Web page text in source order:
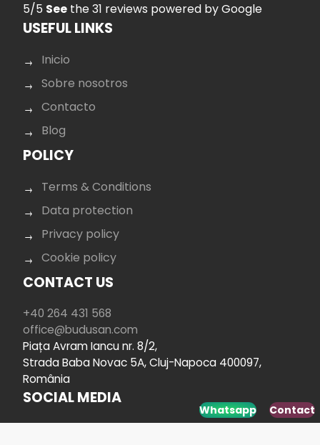
Whatsapp Contact
5/5 See the 31 reviews powered by Google
USEFUL LINKS
Inicio
Sobre nosotros
Contacto
Blog
POLICY
Terms & Conditions
Data protection
Privacy policy
Cookie policy
CONTACT US
+40 264 431 568
office@budusan.com
Piața Avram Iancu nr. 8/2,
Strada Baba Novac 5A, Cluj-Napoca 400097,
România
SOCIAL MEDIA